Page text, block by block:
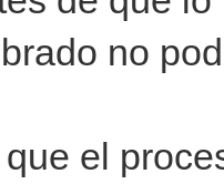
no
el